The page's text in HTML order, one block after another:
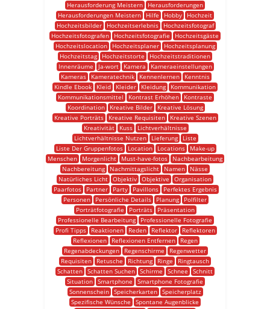
Herausforderung Meistern
Herausforderungen
Herausforderungen Meistern
Hilfe Hobby
Hochzeit
Hochzeitsbilder
Hochzeitserlebnis
Hochzeitsfotograf
Hochzeitsfotografen
Hochzeitsfotografie
Hochzeitsgäste
Hochzeitslocation
Hochzeitsplaner
Hochzeitsplanung
Hochzeitstag
Hochzeitstorte
Hochzeitstraditionen
Innenräume
Ja-wort Kamera
Kameraeinstellungen
Kameras
Kameratechnik Kennenlernen
Kenntnis
Kindle Ebook
Kleid Kleider Kleidung
Kommunikation
Kommunikationsmittel
Kontrast Erhöhen
Kontraste
Koordination
Kreative Bilder
Kreative Lösung
Kreative Porträts
Kreative Requisiten
Kreative Szenen
Kreativität
Kuss
Lichtverhältnisse
Lichtverhältnisse Nutzen
Lieferung
Liste
Liste Der Gruppenfotos
Location Locations
Make-up
Menschen
Morgenlicht Must-have-fotos
Nachbearbeitung
Nachbereitung
Nachmittagslicht Namen
Nässe
Natürliches Licht Objektiv Objektive
Organisation
Paarfotos
Partner Party Pavillons
Perfektes Ergebnis
Personen
Persönliche Details Planung
Polfilter
Porträtfotografie
Porträts
Präsentation
Professionelle Bearbeitung
Professionelle Fotografie
Profi Tipps
Reaktionen Reden Reflektor
Reflektoren
Reflexionen
Reflexionen Entfernen
Regen
Regenabdeckungen
Regenschirme
Regenwetter
Requisiten
Retusche Richtung Ringe
Ringtausch
Schatten Schatten Suchen Schirme Schnee
Schnitt
Situation Smartphone
Smartphone Fotografie
Sonnenschein
Speicherkarten
Speicherplatz
Spezifische Wünsche
Spontane Augenblicke